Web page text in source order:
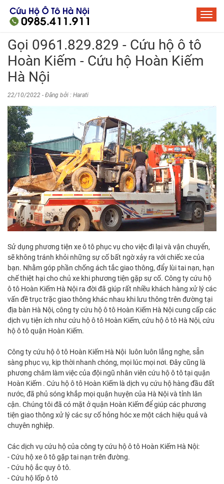
Gọi 0961.829.829 - Cứu hộ ô tô
Hoàn Kiếm - Cứu hộ Hoàn Kiếm
Hà Nội
22/10/2022 - Đăng bởi : Harati
Sử dụng phương tiện xe ô tô phục vụ cho việc đi lại và vận chuyển,
sẽ không tránh khỏi những sự cố bất ngờ xảy ra với chiếc xe của
bạn. Nhằm góp phần chống ách tắc giao thông, đẩy lùi tai nạn, hạn
chế thiệt hại cho chủ xe khi phương tiện gặp sự cố. Công ty cứu hộ
ô tô Hoàn Kiếm Hà Nội ra đời đã giúp rất nhiều khách hàng xử lý các
vấn đề trục trặc giao thông khác nhau khi lưu thông trên đường tại
địa bàn Hà Nội, công ty cứu hộ ô tô Hoàn Kiếm Hà Nội cung cấp các
dịch vụ tiện ích như cứu hộ ô tô Hoàn Kiếm, cứu hộ ô tô Hà Nội, cứu
hộ ô tô quận Hoàn Kiếm.
Công ty cứu hộ ô tô Hoàn Kiếm Hà Nội luôn luôn lắng nghe, sẵn
sàng phục vụ, kịp thời nhanh chóng, mọi lúc mọi nơi. Đây cũng là
phương châm làm việc của đội ngũ nhân viên cứu hộ ô tô tại quận
Hoàn Kiếm . Cứu hộ ô tô Hoàn Kiếm là dịch vụ cứu hộ hàng đầu đất
nước, đã phủ sóng khắp mọi quận huyện của Hà Nội và tỉnh lân
cận. Chúng tôi đã có mặt ở quận Hoàn Kiếm để giúp các phương
tiện giao thông xử lý các sự cố hỏng hóc xe một cách hiệu quả và
chuyên nghiệp.
Các dịch vụ cứu hộ của công ty cứu hộ ô tô Hoàn Kiếm Hà Nội:
- Cứu hộ xe ô tô gặp tai nạn trên đường.
- Cứu hộ ắc quy ô tô.
- Cứu hộ lốp ô tô